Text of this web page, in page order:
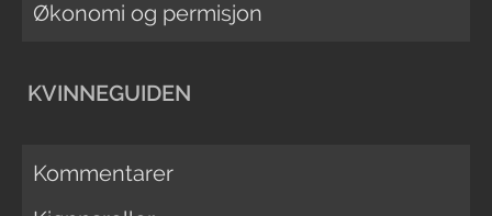
Økonomi og permisjon
KVINNEGUIDEN
Kommentarer